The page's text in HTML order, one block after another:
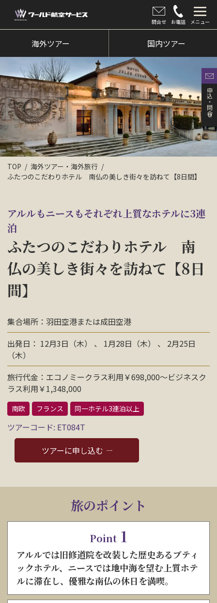
問合せ お電話 メニュー
海外ツアー
国内ツアー
クルーズツアー
ツアー催行状況
旅のひろば
イベント
新着情報
資料請求
検索
海外ツアー 国内ツアー
TOP
海外ツアー・海外旅行
ふたつのこだわりホテル 南仏の美しき街々を訪ねて【8日間】
アルルもニースもそれぞれ上質なホテルに3連
泊
ふたつのこだわりホテル 南
仏の美しき街々を訪ねて【8日
間】
集合場所：羽田空港または成田空港
出発日： 12月3日（木） 、 1月28日（木） 、 2月25日
（木）
旅行代金：エコノミークラス利用￥698,000〜ビジネスク
ラス利用￥1,348,000
南欧 フランス 同一ホテル3連泊以上
ツアーコード: ET084T
ツアーに申し込む
旅のポイント
Point 1
アルルでは旧修道院を改装した歴史あるブティ
ックホテル、ニースでは地中海を望む上質ホテ
ルに滞在し、優雅な南仏の休日を満喫。
申込・問合せ